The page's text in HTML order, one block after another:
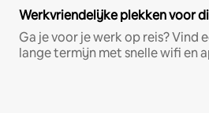
Werkvriendelijke plekken voor
Ga je voor je werk op reis? Vind
lange termijn met snelle wifi en